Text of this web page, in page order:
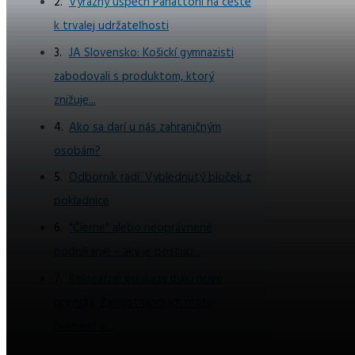
k trvalej udržateľnosti
JA Slovensko: Košickí gymnazisti
zabodovali s produktom, ktorý
znižuje...
Ako sa darí u nás zahraničným
osobám?
Odborník radí: Vyblednutý bloček z
pokladnice